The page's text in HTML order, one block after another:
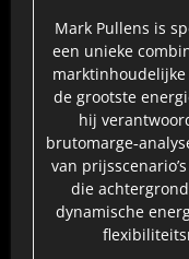
Mark Pullens is specialist in de energietransitie met
een unieke
de grootste
hij
van
die
dynamische